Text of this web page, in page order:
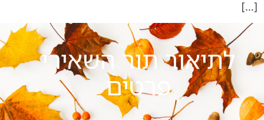
[…]
לתיאור תור השאירי
פרטים